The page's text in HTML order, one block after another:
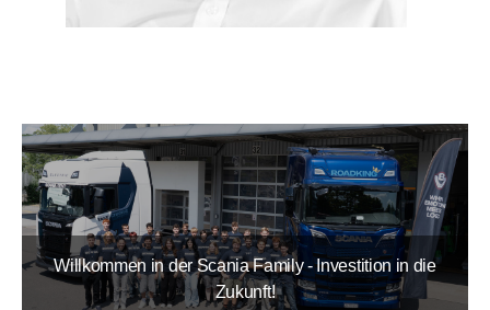
Willkommen in der Scania Family - Investition in die
Zukunft!